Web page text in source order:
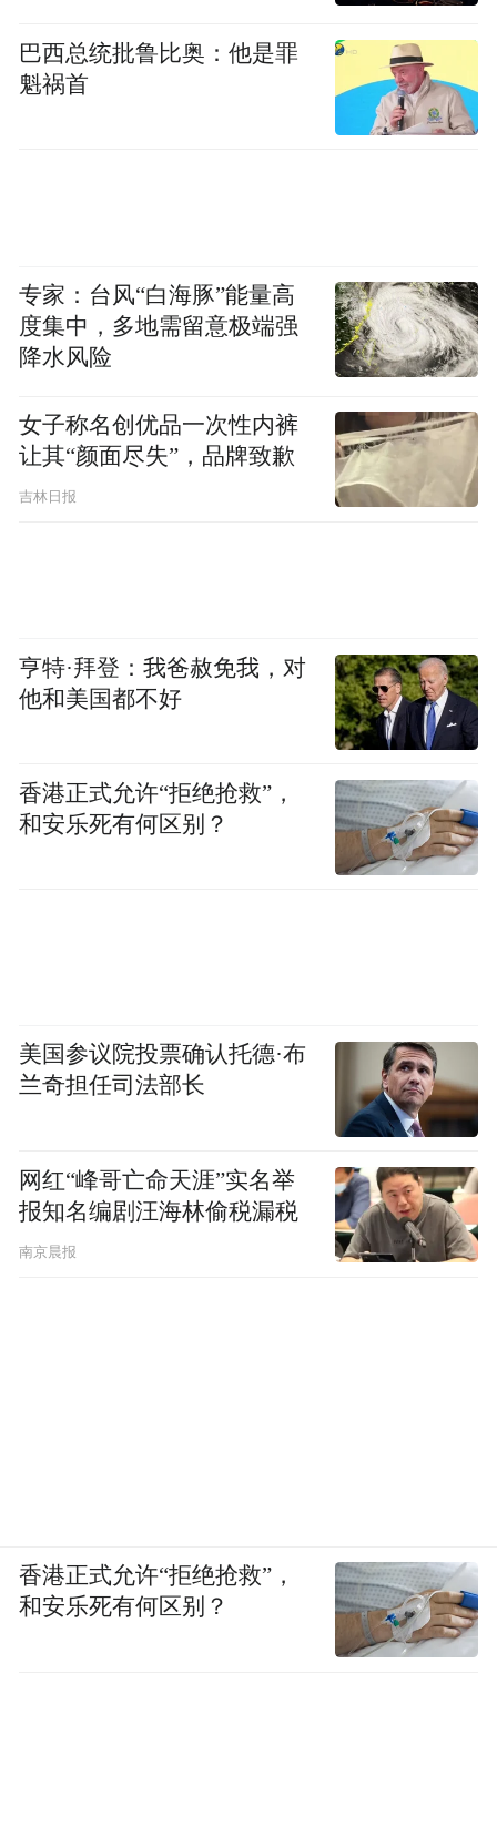
巴西总统批鲁比奥：他是罪
魁祸首
专家：台风“白海豚”能量高
度集中，多地需留意极端强
降水风险
女子称名创优品一次性内裤
让其“颜面尽失”，品牌致歉
吉林日报
亨特·拜登：我爸赦免我，对
他和美国都不好
香港正式允许“拒绝抢救”，
和安乐死有何区别？
美国参议院投票确认托德·布
兰奇担任司法部长
网红“峰哥亡命天涯”实名举
报知名编剧汪海林偷税漏税
南京晨报
香港正式允许“拒绝抢救”，
和安乐死有何区别？